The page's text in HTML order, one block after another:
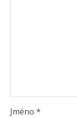
Jméno *